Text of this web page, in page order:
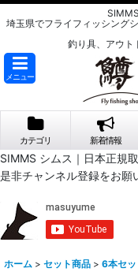
埼玉県でフライフィッシング
釣り具、アウト
メニュー
カテゴリ 新着情報
SIMMS シムス｜日本正規
是非チャンネル登録をお願
ホーム > セット商品 > 6本セ